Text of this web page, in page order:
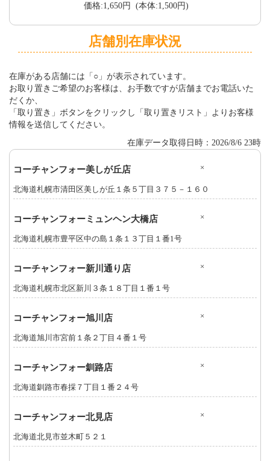
価格:1,650円 (本体:1,500円)
店舗別在庫状況
在庫がある店舗には「○」が表示されています。
お取り置きご希望のお客様は、お手数ですが店舗までお電話いた
だくか、
「取り置き」ボタンをクリックし「取り置きリスト」よりお客様
情報を送信してください。
在庫データ取得日時：2026/8/6 23時
コーチャンフォー美しが丘店 ×
北海道札幌市清田区美しが丘１条５丁目３７５－１６０
コーチャンフォーミュンヘン大橋店 ×
北海道札幌市豊平区中の島１条１３丁目１番1号
コーチャンフォー新川通り店 ×
北海道札幌市北区新川３条１８丁目１番１号
コーチャンフォー旭川店 ×
北海道旭川市宮前１条２丁目４番１号
コーチャンフォー釧路店 ×
北海道釧路市春採７丁目１番２４号
コーチャンフォー北見店 ×
北海道北見市並木町５２１